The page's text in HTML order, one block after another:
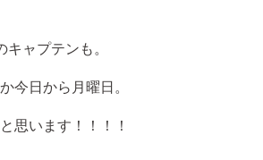
ャプテンも。
今日から月曜日。
思います！！！！